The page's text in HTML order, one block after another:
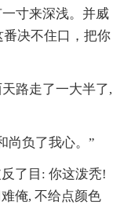
寸来深浅。并威
决不住口，把你
路走了一大半了,
尚负了我心。”
了目: 你这泼秃!
俺, 不给点颜色